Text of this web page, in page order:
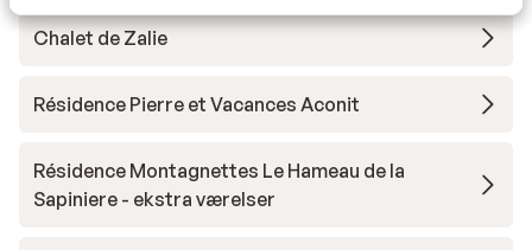
Chalet de Zalie
Résidence Pierre et Vacances Aconit
Résidence Montagnettes Le Hameau de la
Sapiniere - ekstra værelser